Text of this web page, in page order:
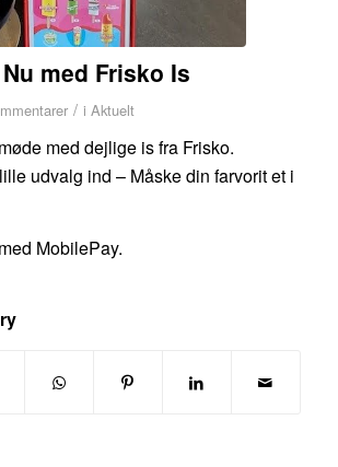
med Frisko Is
/ i Aktuelt
med dejlige is fra Frisko.
udvalg ind – Måske din farvorit et i
MobilePay.